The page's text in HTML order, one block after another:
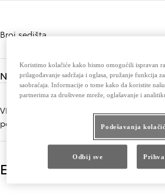
Broj sedišta
Nosivost
VDA zapremina prtljažnika,
podignuta zadnja sedišta (litara)
Electric Engine
Koristimo kolačiće kako bismo omogućili ispravan
prilagođavanje sadržaja i oglasa, pružanje funkcija
saobraćaja. Informacije o tome kako da koristite
partnerima za društvene mreže, oglašavanje i
Podešavanja
Odbij sve